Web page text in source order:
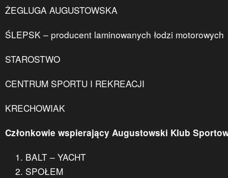
ŻEGLUGA AUGUSTOWSKA
ŚLEPSK – producent laminowanych łodzi motorowych
STAROSTWO
CENTRUM SPORTU I REKREACJI
KRECHOWIAK
Członkowie wspierający Augustowski Klub
BALT – YACHT
SPOŁEM